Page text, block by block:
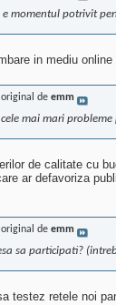
e momentul potrivit
in mediu
original de emm
mai mari
de calitate cu
ar defavoriza
original de emm
sa participati?
testez retele noi